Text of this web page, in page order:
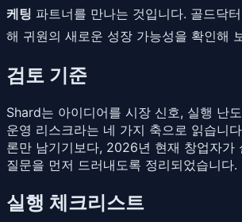
케팅 파트너를 만나는 것입니다. 골드닥
해 귀원의 새로운 성장 가능성을 확인해
검토 기준
Shard는 아이디어를 시장 신호, 실행 난
운영 리스크라는 네 가지 축으로 읽습니
론만 남기기보다, 2026년 현재 창업자가
질문을 먼저 드러내도록 정리되었습니다.
실행 체크리스트